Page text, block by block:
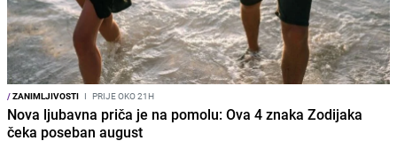
/ZANIMLJIVOSTI I PRIJE OKO 21H
Nova ljubavna priča je na pomolu: Ova 4 znaka Zodijaka
čeka poseban august